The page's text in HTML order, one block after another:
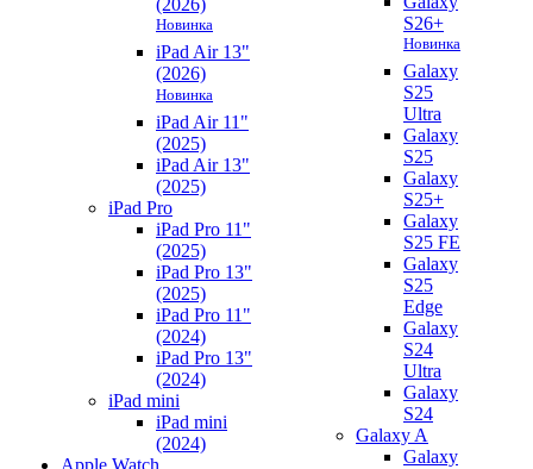
(2026)
Новинка
iPad Air 13"
(2026)
Новинка
iPad Air 11"
(2025)
iPad Air 13"
(2025)
iPad Pro
iPad Pro 11"
(2025)
iPad Pro 13"
(2025)
iPad Pro 11"
(2024)
iPad Pro 13"
(2024)
iPad mini
iPad mini
(2024)
Apple Watch
S26+
Новинка
Galaxy
S25
Ultra
Galaxy
S25
Galaxy
S25+
Galaxy
S25 FE
Galaxy
S25
Edge
Galaxy
S24
Ultra
Galaxy
S24
Galaxy A
Galaxy